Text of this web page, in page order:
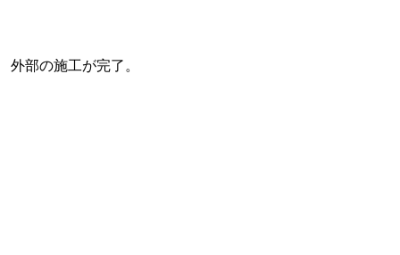
外部の施工が完了。